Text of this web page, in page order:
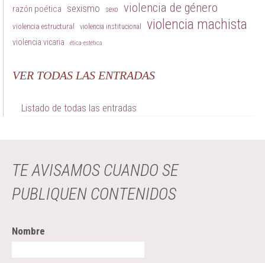
razón poética sexismo sexo violencia de género
violencia estructural violencia institucional violencia machista
violencia vicaria ética-estética
VER TODAS LAS ENTRADAS
Listado de todas las entradas
TE AVISAMOS CUANDO SE
PUBLIQUEN CONTENIDOS
Nombre